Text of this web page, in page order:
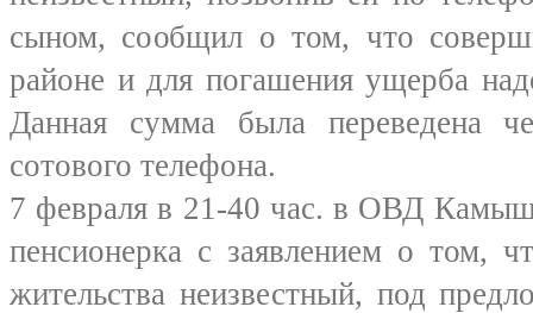
сыном, сообщил о том, что
районе и для погашения ущерба
Данная сумма была переведена
сотового телефона.
7 февраля в 21-40 час. в ОВД
пенсионерка с заявлением о том,
жительства неизвестный, под